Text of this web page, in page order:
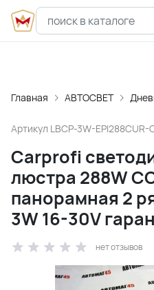
Главная АВТОСВЕТ
Артикул LBCP-3W-EPI288CUR-
Carprofi
люстра 288W
панорамная 2
3W 16-30V
нет отзывов